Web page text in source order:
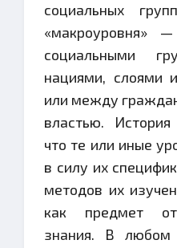
социальных
«макроуровня»
социальными
нациями, слоями
или между
властью.
что те или иные
в силу их
методов их
как предмет
знания. В любом